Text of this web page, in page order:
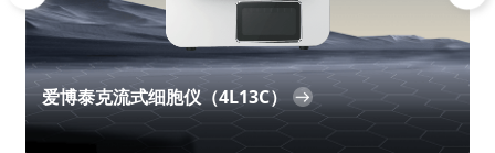
爱博泰克流式细胞仪（4L13C）